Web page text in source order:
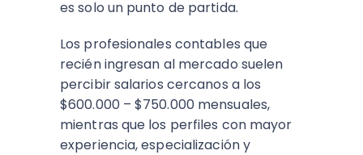
es solo un punto de partida.
Los profesionales contables que
recién ingresan al mercado suelen
percibir salarios cercanos a los
$600.000 – $750.000 mensuales,
mientras que los perfiles con mayor
experiencia, especialización y